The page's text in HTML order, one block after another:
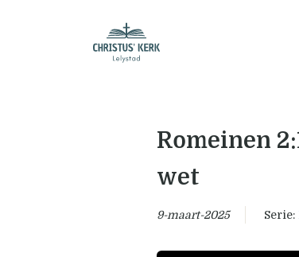
Romeinen
wet
9-maart-2025 Serie: